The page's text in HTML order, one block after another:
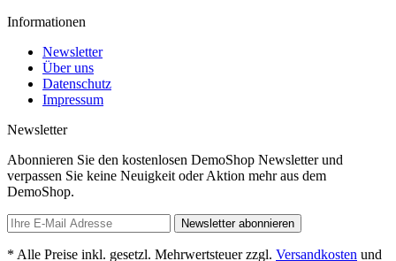
Informationen
Newsletter
Über uns
Datenschutz
Impressum
Newsletter
Abonnieren Sie den kostenlosen DemoShop Newsletter und
verpassen Sie keine Neuigkeit oder Aktion mehr aus dem
DemoShop.
Newsletter abonnieren
* Alle Preise inkl. gesetzl. Mehrwertsteuer zzgl. Versandkosten und